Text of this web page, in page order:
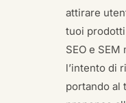
attirare
tuoi
SEO e
l’intento di
portando al